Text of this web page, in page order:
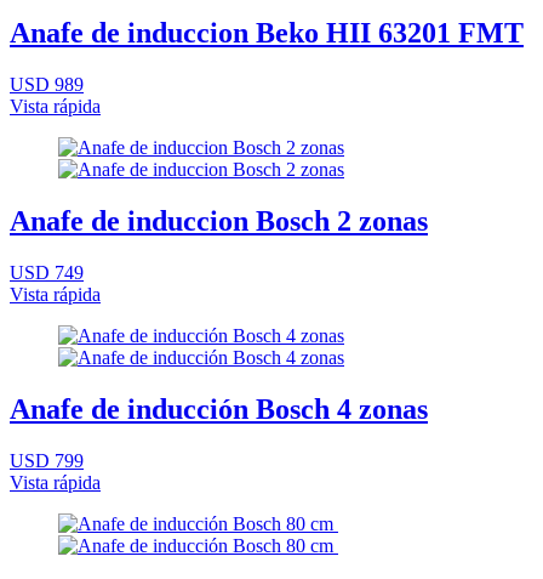
Anafe de induccion Beko HII 63201 FMT
USD 989
Vista rápida
Anafe de induccion Bosch 2 zonas
USD 749
Vista rápida
Anafe de inducción Bosch 4 zonas
USD 799
Vista rápida